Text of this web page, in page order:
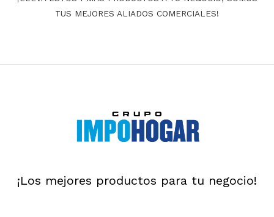
TUS MEJORES ALIADOS COMERCIALES!
¡Los mejores productos para tu negocio!